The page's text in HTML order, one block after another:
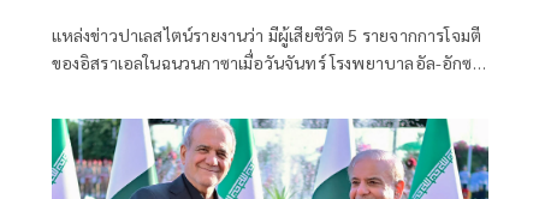
แหล่งข่าวปาเลสไตน์รายงานว่า มีผู้เสียชีวิต 5 รายจากการโจมตี
ของอิสราเอลในฉนวนกาซาเมื่อวันจันทร์ โรงพยาบาลอัล-อักซา
อีกหลายคนเมื่อโดรนของอิสราเอลโจมตีกลุ่มพลเรือน